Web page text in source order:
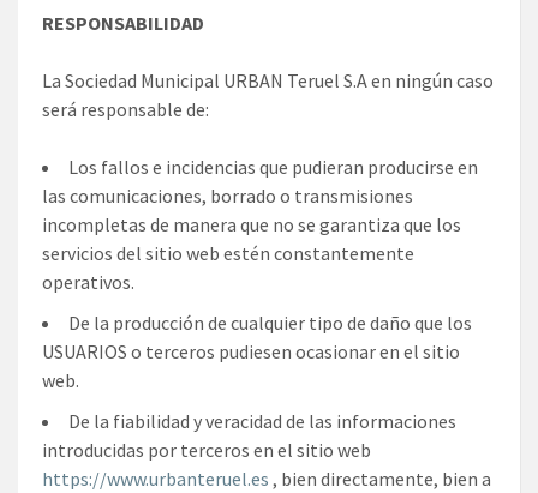
RESPONSABILIDAD
La Sociedad Municipal URBAN Teruel S.A en ningún caso
será responsable de:
Los fallos e incidencias que pudieran producirse en
las comunicaciones, borrado o transmisiones
incompletas de manera que no se garantiza que los
servicios del sitio web estén constantemente
operativos.
De la producción de cualquier tipo de daño que los
USUARIOS o terceros pudiesen ocasionar en el sitio
web.
De la fiabilidad y veracidad de las informaciones
introducidas por terceros en el sitio web
https://www.urbanteruel.es , bien directamente, bien a